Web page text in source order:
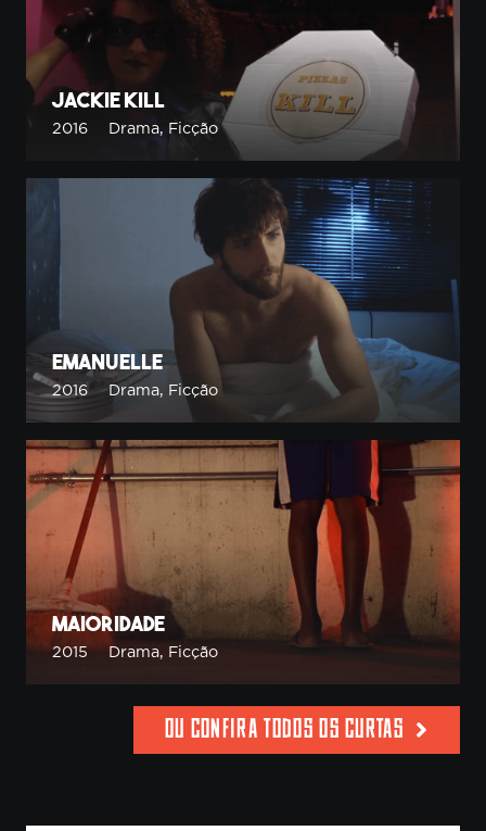
Jackie Kill
2016 Drama Ficção
Emanuelle
2016 Drama Ficção
Maioridade
2015 Drama Ficção
OU CONFIRA TODOS OS CURTAS